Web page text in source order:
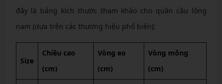
đây là bảng kích thước tham khảo cho quần cầu lông
nam (dựa trên các thương hiệu phổ biến):
Size
Chiều cao
(cm)
Vòng eo
(cm)
Vòng mông
(cm)